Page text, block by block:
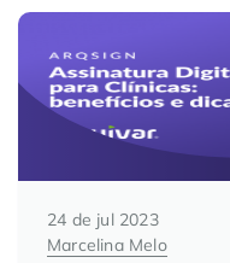
24 de jul 2023
Marcelina Melo